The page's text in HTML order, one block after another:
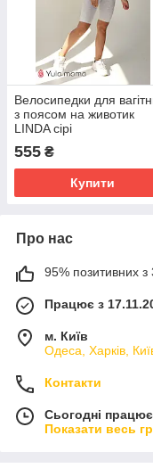
Велосипедки для
з поясом на животик
LINDA сірі
555 ₴
Купити
Про нас
95% позитивних з
Працює з
м. Київ
Одеса, Харків,
Контакти
Сьогодні
Показати весь